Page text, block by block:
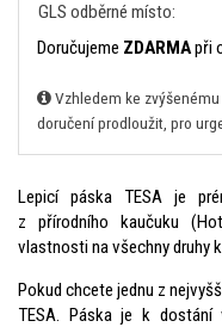
GLS odběrné místo:
Doručujeme ZDARMApři
Vzhledem ke
doručení prodloužit, pro
Lepicí páska TESA je
z přírodního kaučuku
vlastnosti na všechny druhy
Pokud chcete jednu z
TESA. Páska je k dostání